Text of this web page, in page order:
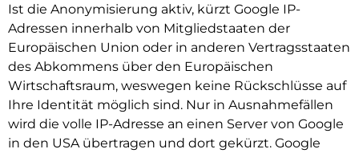
Ist die Anonymisierung aktiv, kürzt Google IP-
Adressen innerhalb von Mitgliedstaaten der
Europäischen Union oder in anderen Vertragsstaaten
des Abkommens über den Europäischen
Wirtschaftsraum, weswegen keine Rückschlüsse auf
Ihre Identität möglich sind. Nur in Ausnahmefällen
wird die volle IP-Adresse an einen Server von Google
in den USA übertragen und dort gekürzt. Google